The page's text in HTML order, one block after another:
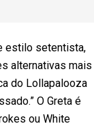
estilo setentista,
alternativas mais
do Lollapalooza
O Greta é
ou White